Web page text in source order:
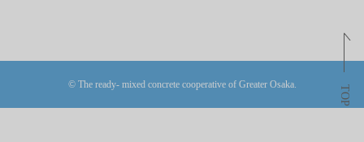
© The ready- mixed concrete cooperative of Greater Osaka. TOP